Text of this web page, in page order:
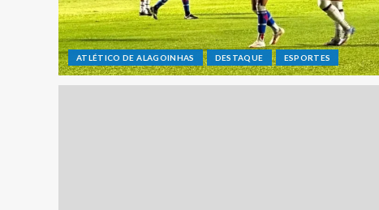
ATLÉTICO DE ALAGOINHAS DESTAQUE ESPORTES